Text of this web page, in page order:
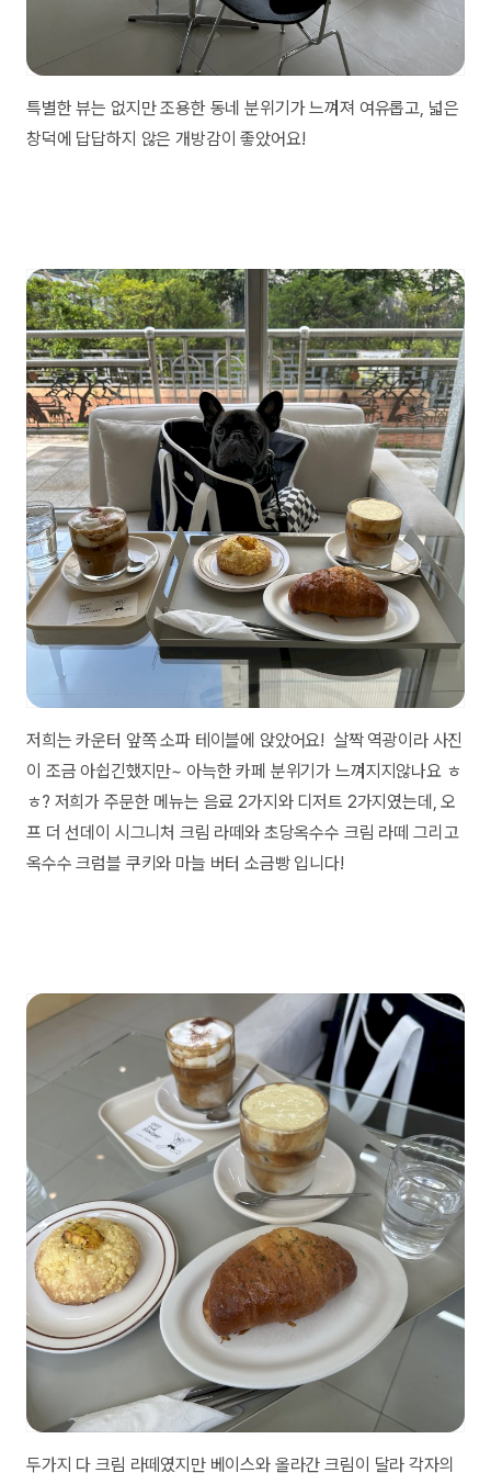
특별한 뷰는 없지만 조용한 동네 분위기가 느껴져 여유롭고, 넓은
창덕에 답답하지 않은 개방감이 좋았어요!
저희는 카운터 앞쪽 소파 테이블에 앉았어요! 살짝 역광이라 사진
이 조금 아쉽긴했지만~ 아늑한 카페 분위기가 느껴지지않나요 ㅎ
ㅎ? 저희가 주문한 메뉴는 음료 2가지와 디저트 2가지였는데, 오
프 더 선데이 시그니처 크림 라떼와 초당옥수수 크림 라떼 그리고
옥수수 크럼블 쿠키와 마늘 버터 소금빵 입니다!
두가지 다 크림 라떼였지만 베이스와 올라간 크림이 달라 각자의